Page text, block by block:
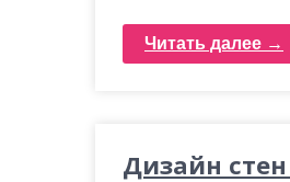
Читать далее →
Дизайн